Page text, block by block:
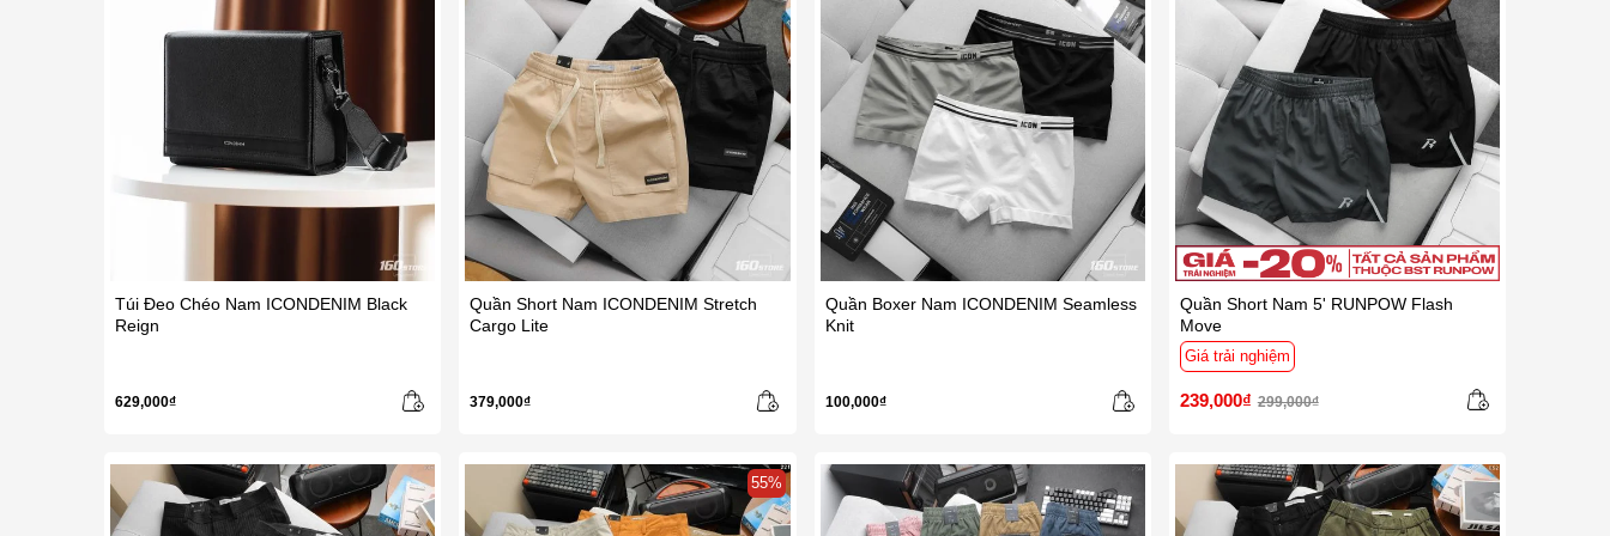
Túi Đeo Chéo Nam ICONDENIM Black
Reign
629,000₫
Quần Short Nam ICONDENIM Stretch
Cargo Lite
379,000₫
Quần Boxer Nam ICONDENIM Seamless
Knit
100,000₫
Quần Short Nam 5' RUNPOW Flash
Move
Giá trải nghiệm
239,000₫ 299,000₫
55%